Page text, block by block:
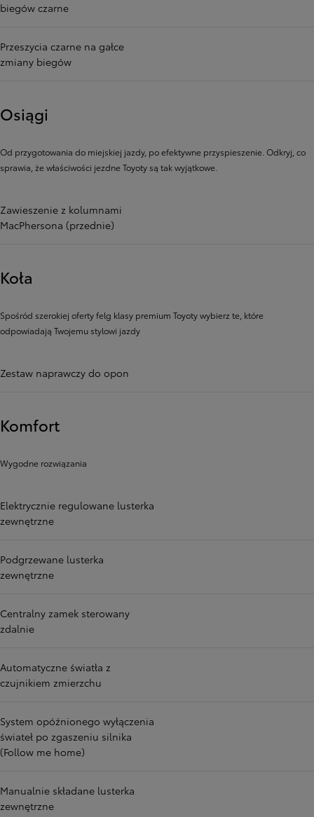
biegów czarne
Przeszycia czarne na gałce
zmiany biegów
Osiągi
Od przygotowania do miejskiej jazdy, po efektywne przyspieszenie. Odkryj, co
sprawia, że ​​właściwości jezdne Toyoty są tak wyjątkowe.
Zawieszenie z kolumnami
MacPhersona (przednie)
Koła
Spośród szerokiej oferty felg klasy premium Toyoty wybierz te, które
odpowiadają Twojemu stylowi jazdy
Zestaw naprawczy do opon
Komfort
Wygodne rozwiązania
Elektrycznie regulowane lusterka
zewnętrzne
Podgrzewane lusterka
zewnętrzne
Centralny zamek sterowany
zdalnie
Automatyczne światła z
czujnikiem zmierzchu
System opóźnionego wyłączenia
świateł po zgaszeniu silnika
(Follow me home)
Manualnie składane lusterka
zewnętrzne